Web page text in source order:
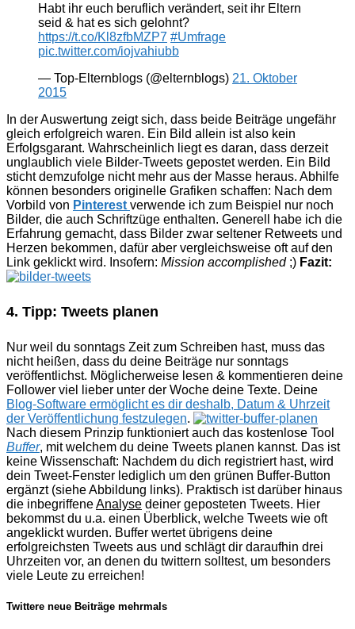
Habt ihr euch beruflich verändert, seit ihr Eltern
seid & hat es sich gelohnt?
https://t.co/Kl8zfbMZP7 #Umfrage
pic.twitter.com/iojvahiubb
— Top-Elternblogs (@elternblogs) 21. Oktober
2015
In der Auswertung zeigt sich, dass beide Beiträge ungefähr
gleich erfolgreich waren. Ein Bild allein ist also kein
Erfolgsgarant. Wahrscheinlich liegt es daran, dass derzeit
unglaublich viele Bilder-Tweets gepostet werden. Ein Bild
sticht demzufolge nicht mehr aus der Masse heraus. Abhilfe
können besonders originelle Grafiken schaffen: Nach dem
Vorbild von Pinterest verwende ich zum Beispiel nur noch
Bilder, die auch Schriftzüge enthalten. Generell habe ich die
Erfahrung gemacht, dass Bilder zwar seltener Retweets und
Herzen bekommen, dafür aber vergleichsweise oft auf den
Link geklickt wird. Insofern: Mission accomplished;) Fazit:
4. Tipp: Tweets planen
Nur weil du sonntags Zeit zum Schreiben hast, muss das
nicht heißen, dass du deine Beiträge nur sonntags
veröffentlichst. Möglicherweise lesen & kommentieren deine
Follower viel lieber unter der Woche deine Texte. Deine
Blog-Software ermöglicht es dir deshalb, Datum & Uhrzeit
der Veröffentlichung festzulegen.
Nach diesem Prinzip funktioniert auch das kostenlose Tool
Buffer, mit welchem du deine Tweets planen kannst. Das ist
keine Wissenschaft: Nachdem du dich registriert hast, wird
dein Tweet-Fenster lediglich um den grünen Buffer-Button
ergänzt (siehe Abbildung links). Praktisch ist darüber hinaus
die inbegriffeneAnalyse deiner geposteten Tweets. Hier
bekommst du u.a. einen Überblick, welche Tweets wie oft
angeklickt wurden. Buffer wertet übrigens deine
erfolgreichsten Tweets aus und schlägt dir daraufhin drei
Uhrzeiten vor, an denen du twittern solltest, um besonders
viele Leute zu erreichen!
Twittere neue Beiträge mehrmals